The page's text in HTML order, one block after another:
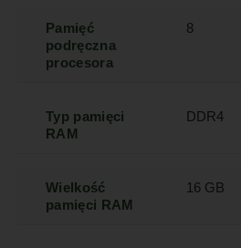
Pamięć
podręczna
procesora
8
Typ pamięci
RAM
DDR4
Wielkość
pamięci RAM
16 GB